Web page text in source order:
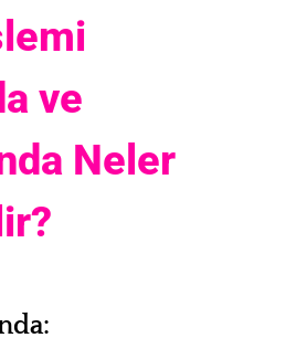
i
ve
Neler